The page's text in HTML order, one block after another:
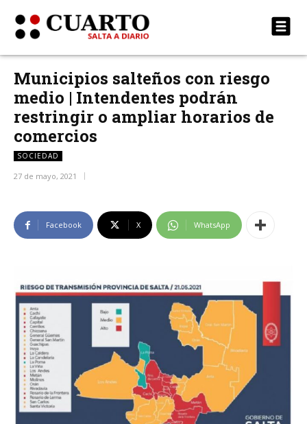
Municipios salteños con riesgo
medio | Intendentes podrán
restringir o ampliar horarios de
comercios
SOCIEDAD
27 de mayo, 2021
Facebook X WhatsApp